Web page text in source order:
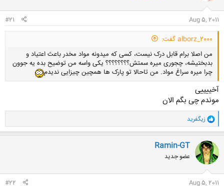
Aug 5, 2011
#21
alborz_2000 گفت:
من اصلا برام قابل درک نیست، کسی که میدونه مواد مخدر باعث اعتیاد و
بدبختیشه، چجوری میره سمتش؟؟؟؟؟؟؟؟ یکی واسه من توضیح بده یه جوون
چرا میره سراغ مواد. من تاحالا تو پارک ها همچین چیزایی ندیدم
آخییییی
موندم چی بگم الان
و
ا
ک
ن
ش
ه
ا
زيگفريد
Ramin-GT
عضو جدید
Aug 5, 2011
#22